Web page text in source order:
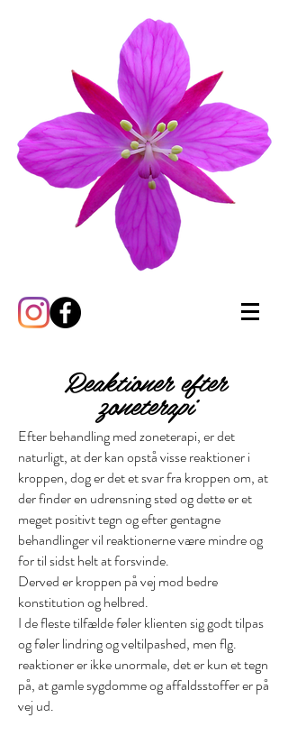
Reaktioner efter
zoneterapi
Efter behandling med zoneterapi, er det
naturligt, at der kan opstå visse reaktioner i
kroppen, dog er det et svar fra kroppen om, at
der finder en udrensning sted og dette er et
meget positivt tegn og efter gentagne
behandlinger vil reaktionerne være mindre og
for til sidst helt at forsvinde.
Derved er kroppen på vej mod bedre
konstitution og helbred.
I de fleste tilfælde føler klienten sig godt tilpas
og føler lindring og veltilpashed, men flg.
reaktioner er ikke unormale, det er kun et tegn
på, at gamle sygdomme og affaldsstoffer er på
vej ud.